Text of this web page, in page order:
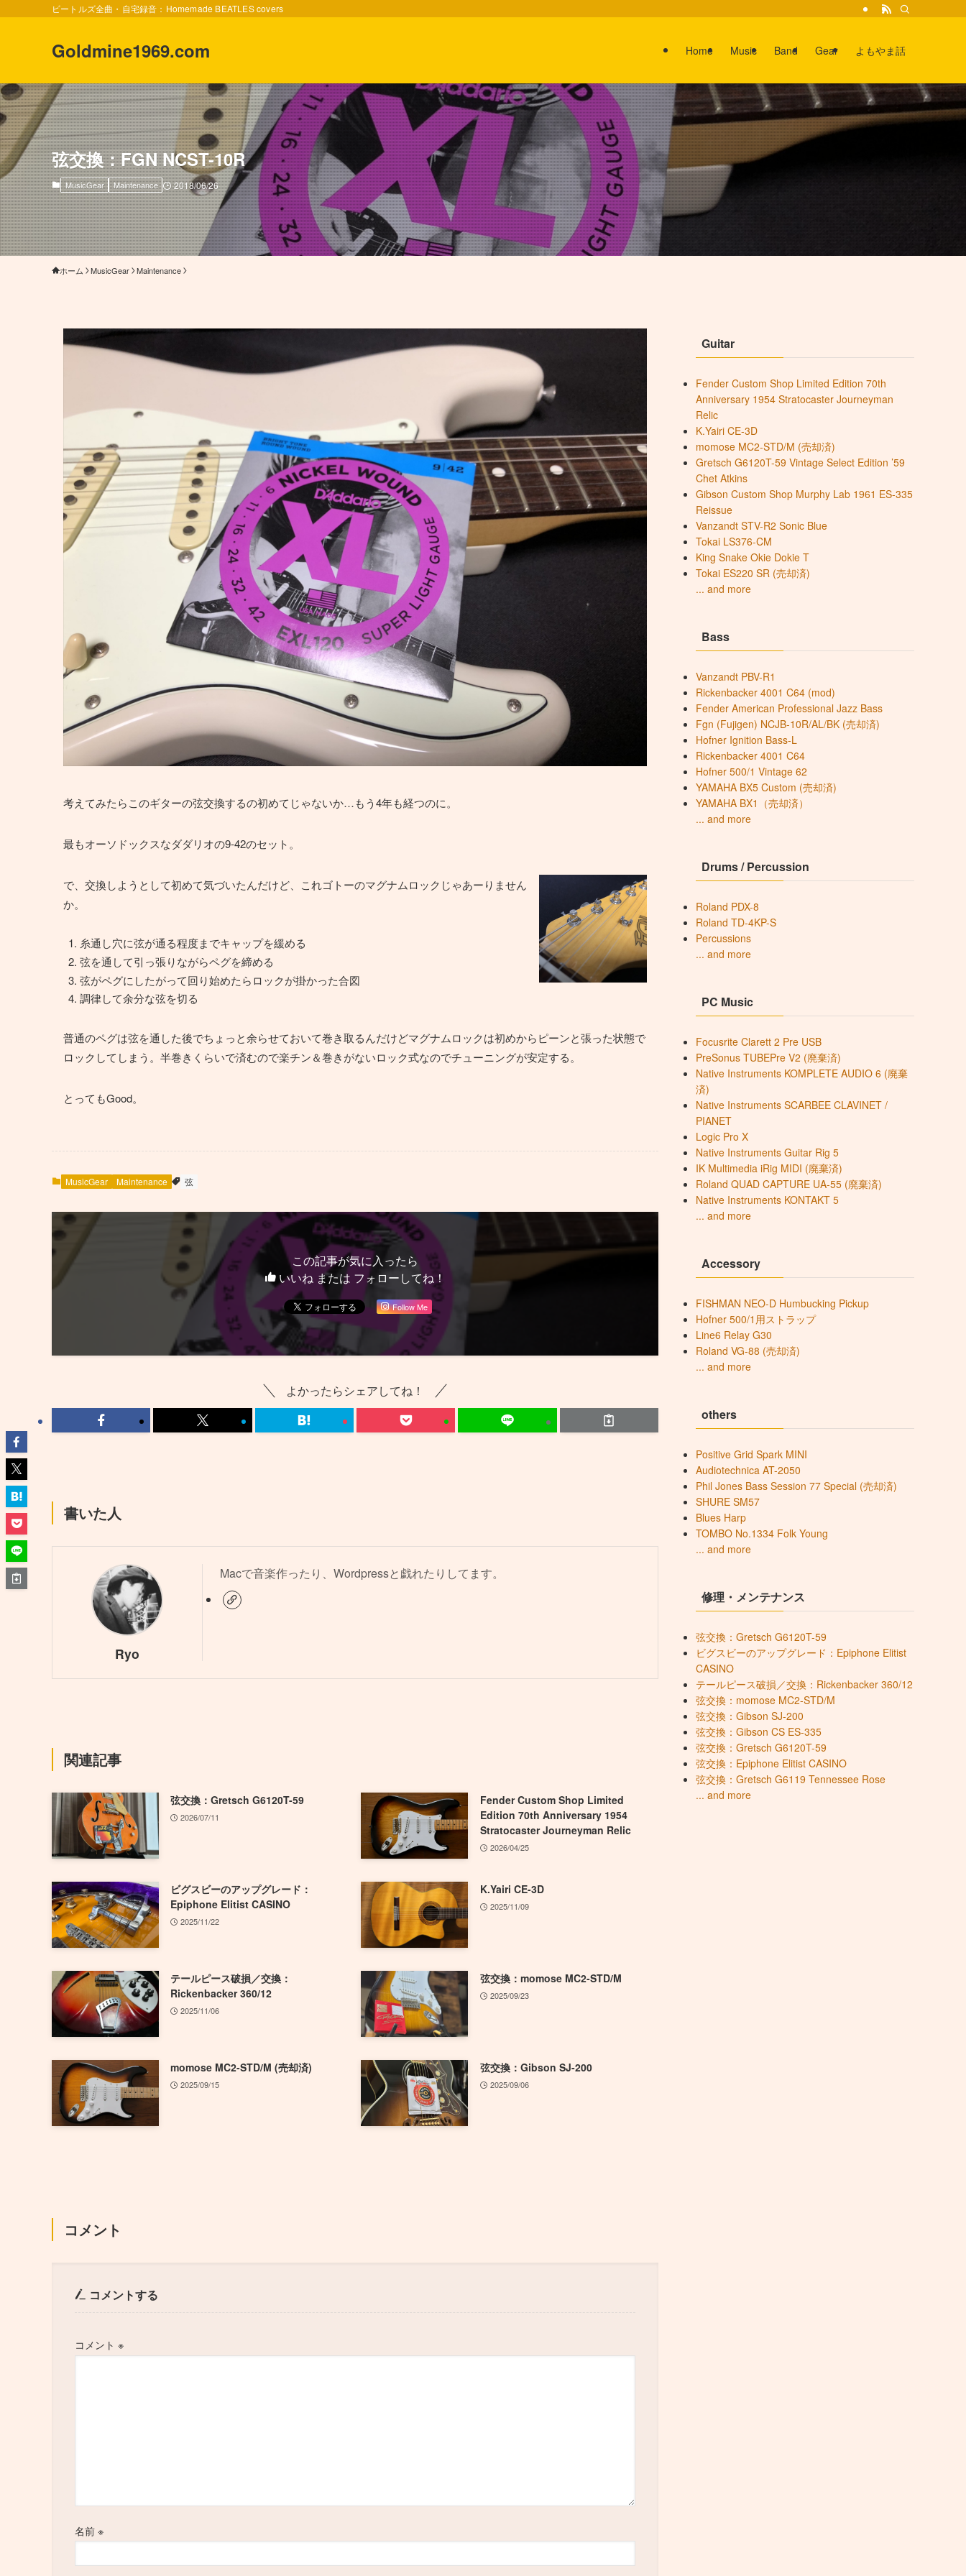
ビートルズ全曲・自宅録音：Homemade BEATLES covers
Goldmine1969.com Home Music Band Gear よもやま話
弦交換：FGN NCST-10R
MusicGear Maintenance 2018/06/26
ホーム MusicGear Maintenance
考えてみたらこのギターの弦交換するの初めてじゃないか…もう4年も経つのに。
最もオーソドックスなダダリオの9-42のセット。
で、交換しようとして初めて気づいたんだけど、これゴトーのマグナムロックじゃあーりません
か。
糸通し穴に弦が通る程度までキャップを緩める
弦を通して引っ張りながらペグを締める
弦がペグにしたがって回り始めたらロックが掛かった合図
調律して余分な弦を切る
普通のペグは弦を通した後でちょっと余らせておいて巻き取るんだけどマグナムロックは初めからピーンと張った状態で
ロックしてしまう。半巻きくらいで済むので楽チン＆巻きがないロック式なのでチューニングが安定する。
とってもGood。
MusicGear Maintenance 弦
この記事が気に入ったら
いいね または フォローしてね！
Follow Me
よかったらシェアしてね！
書いた人
Ryo
Macで音楽作ったり、Wordpressと戯れたりしてます。
関連記事
弦交換：Gretsch G6120T-59
2026/07/11
Fender Custom Shop Limited
Edition 70th Anniversary 1954
Stratocaster Journeyman Relic
2026/04/25
ビグスビーのアップグレード：
Epiphone Elitist CASINO
2025/11/22
K.Yairi CE-3D
2025/11/09
テールピース破損／交換：
Rickenbacker 360/12
2025/11/06
弦交換：momose MC2-STD/M
2025/09/23
momose MC2-STD/M (売却済)
2025/09/15
弦交換：Gibson SJ-200
2025/09/06
コメント
コメントする
コメント ※
名前※
Guitar
Fender Custom Shop Limited Edition 70th
Anniversary 1954 Stratocaster Journeyman
Relic
K.Yairi CE-3D
momose MC2-STD/M (売却済)
Gretsch G6120T-59 Vintage Select Edition ’59
Chet Atkins
Gibson Custom Shop Murphy Lab 1961 ES-335
Reissue
Vanzandt STV-R2 Sonic Blue
Tokai LS376-CM
King Snake Okie Dokie T
Tokai ES220 SR (売却済)
... and more
Bass
Vanzandt PBV-R1
Rickenbacker 4001 C64 (mod)
Fender American Professional Jazz Bass
Fgn (Fujigen) NCJB-10R/AL/BK (売却済)
Hofner Ignition Bass-L
Rickenbacker 4001 C64
Hofner 500/1 Vintage 62
YAMAHA BX5 Custom (売却済)
YAMAHA BX1（売却済）
... and more
Drums / Percussion
Roland PDX-8
Roland TD-4KP-S
Percussions
... and more
PC Music
Focusrite Clarett 2 Pre USB
PreSonus TUBEPre V2 (廃棄済)
Native Instruments KOMPLETE AUDIO 6 (廃棄
済)
Native Instruments SCARBEE CLAVINET /
PIANET
Logic Pro X
Native Instruments Guitar Rig 5
IK Multimedia iRig MIDI (廃棄済)
Roland QUAD CAPTURE UA-55 (廃棄済)
Native Instruments KONTAKT 5
... and more
Accessory
FISHMAN NEO-D Humbucking Pickup
Hofner 500/1用ストラップ
Line6 Relay G30
Roland VG-88 (売却済)
... and more
others
Positive Grid Spark MINI
Audiotechnica AT-2050
Phil Jones Bass Session 77 Special (売却済)
SHURE SM57
Blues Harp
TOMBO No.1334 Folk Young
... and more
修理・メンテナンス
弦交換：Gretsch G6120T-59
ビグスビーのアップグレード：Epiphone Elitist
CASINO
テールピース破損／交換：Rickenbacker 360/12
弦交換：momose MC2-STD/M
弦交換：Gibson SJ-200
弦交換：Gibson CS ES-335
弦交換：Gretsch G6120T-59
弦交換：Epiphone Elitist CASINO
弦交換：Gretsch G6119 Tennessee Rose
... and more